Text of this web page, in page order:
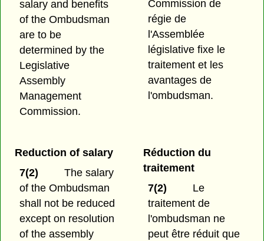
salary and benefits
of the Ombudsman
are to be
determined by the
Legislative
Assembly
Management
Commission.
Commission de
régie de
l'Assemblée
législative fixe le
traitement et les
avantages de
l'ombudsman.
Reduction of salary
7(2)
The salary
of the Ombudsman
shall not be reduced
except on resolution
of the assembly
Réduction du
traitement
7(2)
Le
traitement de
l'ombudsman ne
peut être réduit que